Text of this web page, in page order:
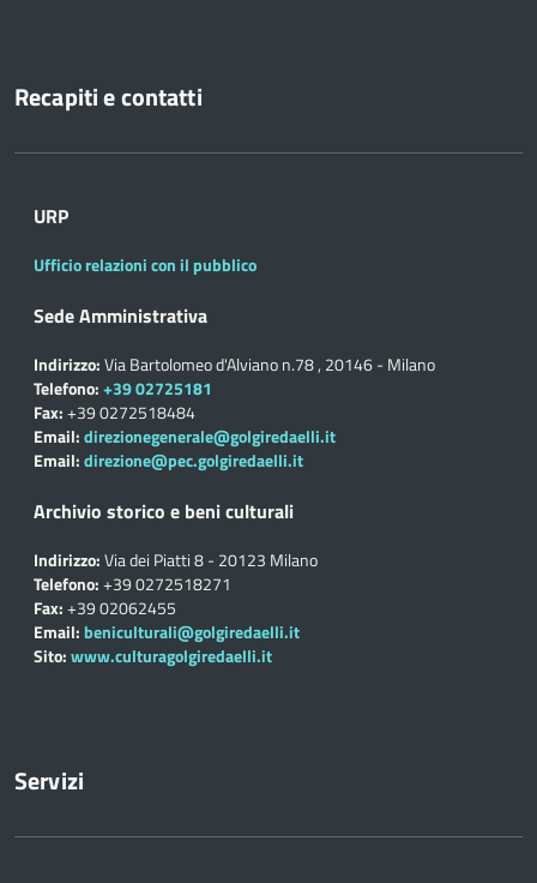
Recapiti e contatti
URP
Ufficio relazioni con il pubblico
Sede Amministrativa
Indirizzo:Via Bartolomeo d'Alviano n.78 , 20146 - Milano
Telefono:+39 02725181
Fax:+39 0272518484
Email:direzionegenerale@golgiredaelli.it
Email:direzione@pec.golgiredaelli.it
Archivio storico e beni culturali
Indirizzo:Via dei Piatti 8 - 20123 Milano
Telefono:+39 0272518271
Fax:+39 02062455
Email: beniculturali@golgiredaelli.it
Sito:www.culturagolgiredaelli.it
Servizi